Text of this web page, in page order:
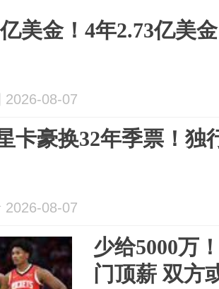
美金！4年2.73亿美
2026-08-07
卡豪换32年季票！独
2026-08-07
少给5000万
门顶薪 双方